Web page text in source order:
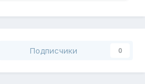
Подписчики 0